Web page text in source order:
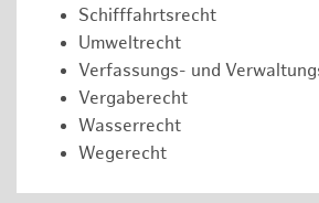
Schifffahrtsrecht
Umweltrecht
Verfassungs- und
Vergaberecht
Wasserrecht
Wegerecht